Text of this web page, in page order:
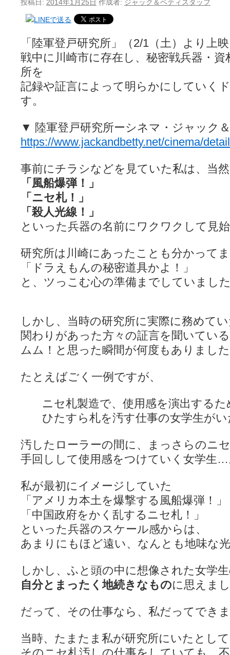
投稿日: 2014年1月25日 作成者: ジャック＆ベティスタッフ
「陸軍登戸研究所」（2/1（土）より上
戦中に川崎市に存在し、秘密戦兵器・
所を
記録や証言によって明らかにしていく
す。
▼ 陸軍登戸研究所ーシネマ・ジャック
https://www.jackandbetty.net/cinema/
事前にチラシなどを見ていた私は、当
「風船爆弾！」
「ニセ札！」
「殺人光線！」
といった兵器の名前にワクワクして見
研究所は川崎にあったことも分かって
「ドラえもんの秘密道具かよ！」
と、ツっこむ心の準備までしていまし
しかし、当時の研究所に実際に務めて
関わりがあった方々の証言を聞いてい
ムム！と思った瞬間が何度もありまし
たとえばごく一例ですが、
ニセ札製造で、使用感を演出するた
ひたすら札を汚す仕事の女学生が
汚したローラーの間に、まっさらのニ
手回しして使用感をつけていく女学生
私が最初にイメージしていた
「アメリカ本土を爆撃する風船爆弾！」
「中国政府をかく乱するニセ札！」
といった兵器のスケール感からは、
あまりにもほど遠い、なんとも地味な
しかし、ふと頭の中に想像された女学
自分とまったく地続きなものに思えま
だって、その仕事なら、私だってでき
当時、たまたま私が研究所にいたとし